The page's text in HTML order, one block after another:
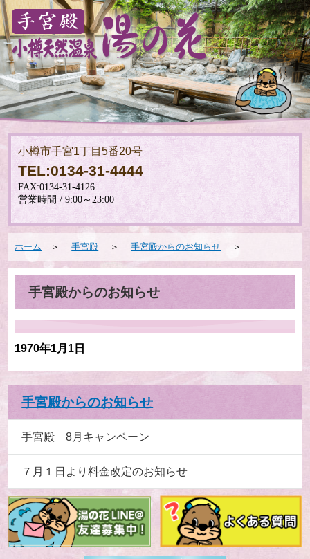
小樽市手宮1丁目5番20号
TEL:0134-31-4444
ホーム ＞手宮殿 ＞手宮殿からのお知らせ ＞
手宮殿からのお知らせ
1970年1月1日
手宮殿からのお知らせ
手宮殿 8月キャンペーン
７月１日より料金改定のお知らせ